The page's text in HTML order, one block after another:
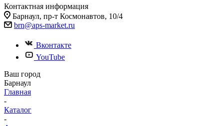
Контактная информация
Барнаул, пр-т Космонавтов, 10/4
brn@aps-market.ru
Вконтакте
YouTube
Ваш город
Барнаул
Главная
-
Каталог
-